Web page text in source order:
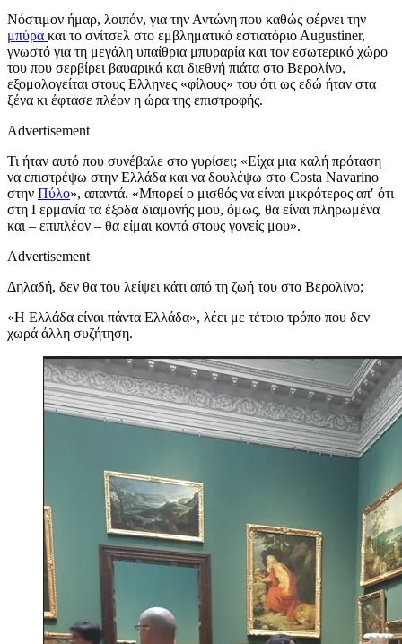
Νόστιμον ήμαρ, λοιπόν, για την Αντώνη που καθώς φέρνει την
μπύρα και το σνίτσελ στο εμβληματικό εστιατόριο Αugustiner,
γνωστό για τη μεγάλη υπαίθρια μπυραρία και τον εσωτερικό χώρο
του που σερβίρει βαυαρικά και διεθνή πιάτα στο Βερολίνο,
εξομολογείται στους Ελληνες «φίλους» του ότι ως εδώ ήταν στα
ξένα κι έφτασε πλέον η ώρα της επιστροφής.
Advertisement
Τι ήταν αυτό που συνέβαλε στο γυρίσει; «Είχα μια καλή πρόταση
να επιστρέψω στην Ελλάδα και να δουλέψω στο Costa Navarino
στην Πύλο», απαντά. «Μπορεί ο μισθός να είναι μικρότερος απ′ ότι
στη Γερμανία τα έξοδα διαμονής μου, όμως, θα είναι πληρωμένα
και – επιπλέον – θα είμαι κοντά στους γονείς μου».
Advertisement
Δηλαδή, δεν θα του λείψει κάτι από τη ζωή του στο Βερολίνο;
«Η Ελλάδα είναι πάντα Ελλάδα», λέει με τέτοιο τρόπο που δεν
χωρά άλλη συζήτηση.